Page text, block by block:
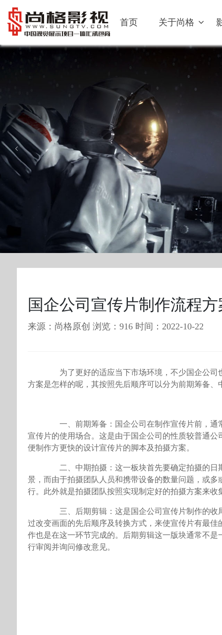
首页 关于尚格
国企公司宣传片制作流程方
来源：尚格原创 浏览：916 时间：2022-10-22
为了更好的适应当下市场环境，不少国企公司
方案是怎样的呢，其按照先后顺序可以分为前期筹备、
一、前期筹备：国企公司在制作宣传片前，通
宣传片的使用场合。这是由于国企公司的性质较普通
便制作方更快的设计宣传片的脚本及拍摄方案。
二、中期拍摄：这一板块首先要确定拍摄的日
景，而由于拍摄团队人员和携带设备的数量问题，或
行。此外就是拍摄团队按照实现制定好的拍摄方案来
三、后期剪辑：这是国企公司宣传片制作的收
过改变画面的先后顺序及转换方式，来使宣传片有最
作也是在这一环节完成的。后期剪辑这一版块通常不
行审阅并询问修改意见。